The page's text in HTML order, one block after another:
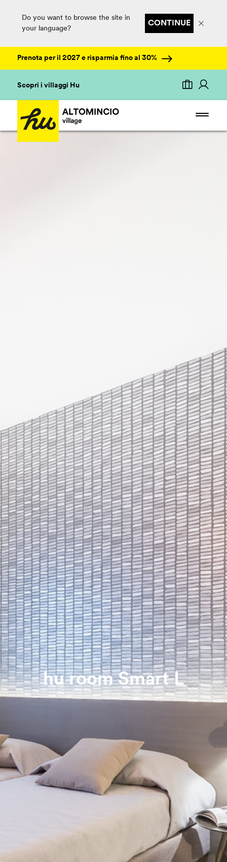
Do you want to browse the site in
your language?
CONTINUE
Prenota per il 2027 e risparmia fino al 30%
Scopri i villaggi Hu
hu room Smart L